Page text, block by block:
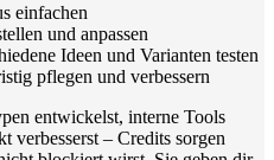
einfachen
und anpassen
Ideen und Varianten testen
pflegen und verbessern
entwickelst, interne Tools
verbesserst – Credits sorgen